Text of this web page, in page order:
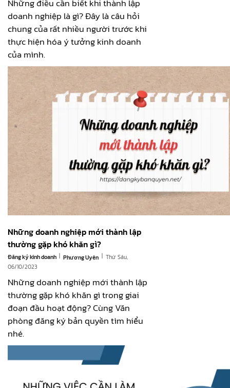
Những điều cần biết khi thành lập
doanh nghiệp là gì? Đây là câu hỏi
chung của rất nhiều người trước khi
thực hiện hóa ý tưởng kinh doanh
của mình.
Những doanh nghiệp mới thành lập
thường gặp khó khăn gì?
Đăng ký kinh doanh | Phương Uyên | Thứ Sáu,
06/10/2023
Những doanh nghiệp mới thành lập
thường gặp khó khăn gì trong giai
đoạn đầu hoạt động? Cùng Văn
phòng đăng ký bản quyền tìm hiểu
nhé.